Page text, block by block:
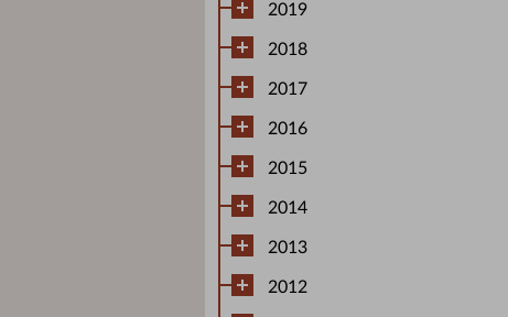
2019
2018
2017
2016
2015
2014
2013
2012